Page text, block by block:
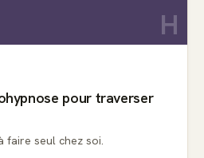
H
pour traverser
faire seul chez soi.